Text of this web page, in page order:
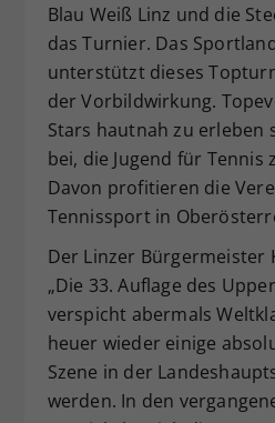
Blau Weiß Linz und die
das Turnier. Das
unterstützt dieses
der Vorbildwirkung.
Stars hautnah zu erleben
bei, die Jugend für Tennis
Davon profitieren die
Tennissport in
Der Linzer Bürgermeister
„Die 33. Auflage des
verspicht abermals
heuer wieder einige
Szene in der
werden. In den